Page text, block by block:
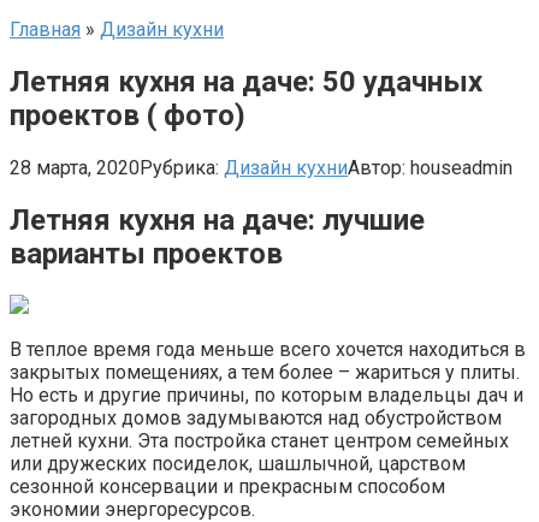
Главная » Дизайн кухни
Летняя кухня на даче: 50 удачных
проектов ( фото)
28 марта, 2020Рубрика: Дизайн кухниАвтор: houseadmin
Летняя кухня на даче: лучшие
варианты проектов
В теплое время года меньше всего хочется находиться в
закрытых помещениях, а тем более – жариться у плиты.
Но есть и другие причины, по которым владельцы дач и
загородных домов задумываются над обустройством
летней кухни. Эта постройка станет центром семейных
или дружеских посиделок, шашлычной, царством
сезонной консервации и прекрасным способом
экономии энергоресурсов.